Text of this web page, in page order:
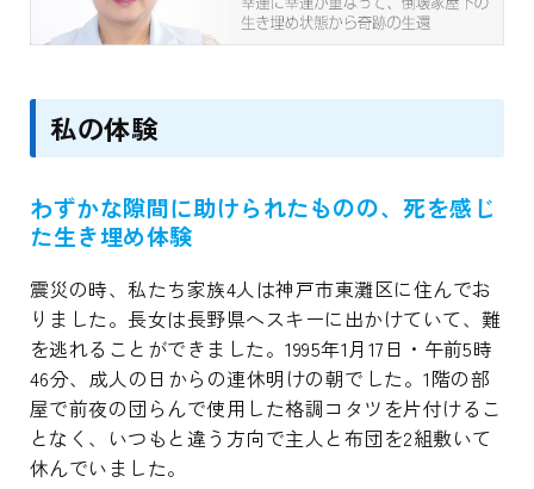
私の体験
わずかな隙間に助けられたものの、死を感じ
た生き埋め体験
震災の時、私たち家族4人は神戸市東灘区に住んでお
りました。長女は長野県へスキーに出かけていて、難
を逃れることができました。1995年1月17日・午前5時
46分、成人の日からの連休明けの朝でした。1階の部
屋で前夜の団らんで使用した格調コタツを片付けるこ
となく、いつもと違う方向で主人と布団を2組敷いて
休んでいました。